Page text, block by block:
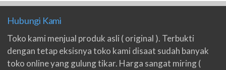
Hubungi Kami
Toko kami menjual produk asli ( original ). Terbukti
dengan tetap eksisnya toko kami disaat sudah banyak
toko online yang gulung tikar. Harga sangat miring (